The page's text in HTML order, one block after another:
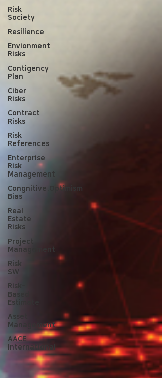
Risk
Society
Resilience
Envionment
Risks
Contigency
Plan
Ciber
Risks
Contract
Risks
Risk
References
Enterprise
Risk
Management
Congnitive.Optimism
Bias
Real
Estate
Risks
Project
Management
Risk
SW
Risk-
Based
Estimate
Asset
Management
AACE
International